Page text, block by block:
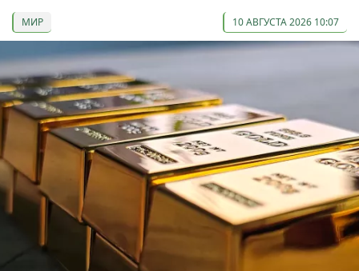
МИР 10 АВГУСТА 2026 10:07